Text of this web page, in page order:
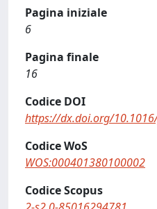
Pagina iniziale
6
Pagina finale
16
Codice DOI
https://dx.doi.org/
Codice WoS
WOS:000401380100002
Codice Scopus